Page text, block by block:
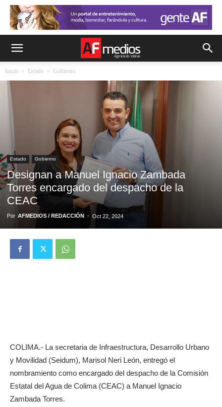
Inicio Estado Gobierno
Estado Gobierno
Designan a Manuel Ignacio Zambada
Torres encargado del despacho de la
CEAC
Por AFMEDIOS / REDACCIÓN - Oct 22, 2024
COLIMA.- La secretaria de Infraestructura, Desarrollo Urbano
y Movilidad (Seidum), Marisol Neri León, entregó el
nombramiento como encargado del despacho de la Comisión
Estatal del Agua de Colima (CEAC) a Manuel Ignacio
Zambada Torres.